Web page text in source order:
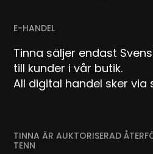
E-HANDEL
Tinna säljer endast
till kunder i vår butik.
All digital handel sker via
TINNA ÄR AUKTORISERAD
TENN